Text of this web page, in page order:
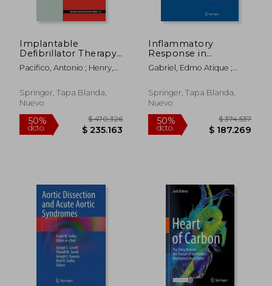
50% $ 198.926 50%
Implantable
Defibrillator Therapy:
A Clinical Guide (en
Inglés)
Pacifico, Antonio ; Henry,
Springer, Tapa Blanda,
Nuevo
Inflammatory
Response in
Cardiovascular
Surgery (en Inglés)
Gabriel, Edmo Atique ;
Springer, Tapa Blanda,
Nuevo